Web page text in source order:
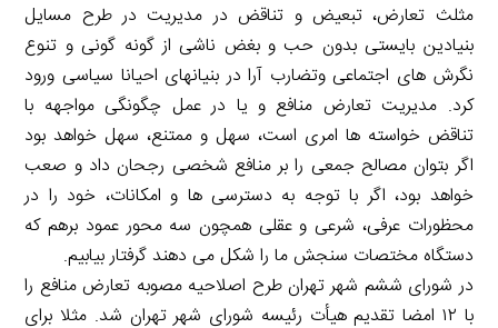
مثلث تعارض، تبعیض و تناقض در مدیریت در طرح مسایل
بنیادین بایستی بدون حب و بغض ناشی از گونه گونی و تنوع
نگرش های اجتماعی وتضارب آرا در بنیانهای احیانا سیاسی ورود
کرد. مدیریت تعارض منافع و یا در عمل چگونگی مواجهه با
تناقض خواسته ها امری است، سهل و ممتنع، سهل خواهد بود
اگر بتوان مصالح جمعی را بر منافع شخصی رجحان داد و صعب
خواهد بود، اگر با توجه به دسترسی ها و امکانات، خود را در
محظورات عرفی، شرعی و عقلی همچون سه محور عمود برهم که
دستگاه مختصات سنجش ما را شکل می دهند گرفتار بیابیم.
در شورای ششم شهر تهران طرح اصلاحیه مصوبه تعارض منافع را
با ۱۲ امضا تقدیم هیأت رئیسه شورای شهر تهران شد. مثلا برای